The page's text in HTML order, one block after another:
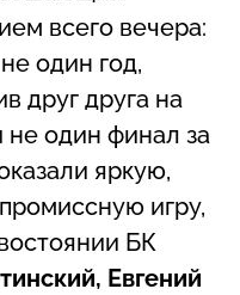
всего вечера:
один год,
друг друга на
не один финал за
яркую,
игру,
БК
Евгений